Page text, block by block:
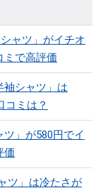
ャツ」がイチオ
ミで高評価
袖シャツ」は
コミは？
」が580円でイ
価
ツ」は冷たさが